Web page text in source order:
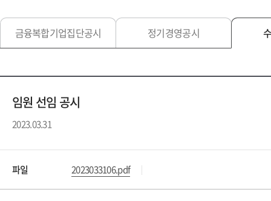
동
금융복합기업집단공시 정기경영공시
임원 선임 공시
2023.03.31
파일 2023033106.pdf